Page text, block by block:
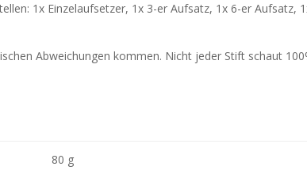
1x Einzelaufsetzer, 1x 3-er Aufsatz, 1x 6-er Aufsatz,
Abweichungen kommen. Nicht jeder Stift schaut
80 g